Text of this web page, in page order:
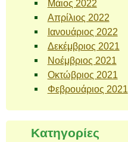
Μάιος 2022
Απρίλιος 2022
Ιανουάριος 2022
Δεκέμβριος 2021
Νοέμβριος 2021
Οκτώβριος 2021
Φεβρουάριος 2021
Kατηγορίες